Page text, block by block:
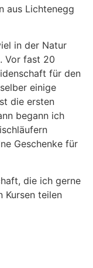
aus Lichtenegg
in der Natur
Vor fast 20
für den
einige
die ersten
begann ich
Geschenke für
die ich gerne
Kursen teilen